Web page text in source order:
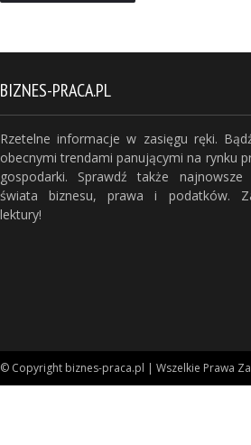
BIZNES-PRACA.PL
Rzetelne informacje w zasięgu ręki.
obecnymi trendami panującymi na rynku
gospodarki. Sprawdź także
świata biznesu, prawa i podatków.
lektury!
© Copyright biznes-praca.pl | Wszelkie Prawa